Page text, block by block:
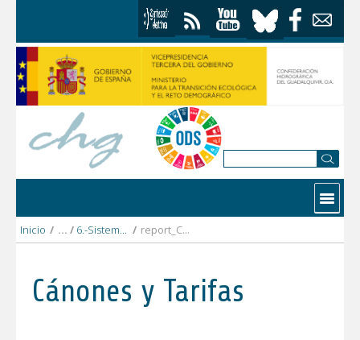
Contactar
Inicio / 6.-Sistema_Genil / report_CR_Quentar_y_canales_2022_DEFINITIVO.pdf
Cánones y Tarifas